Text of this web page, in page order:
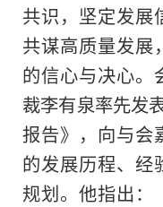
共识，坚定发展
共谋高质量发展
的信心与决心。
裁李有泉率先发
报告》，向与会
的发展历程、经
规划。他指出